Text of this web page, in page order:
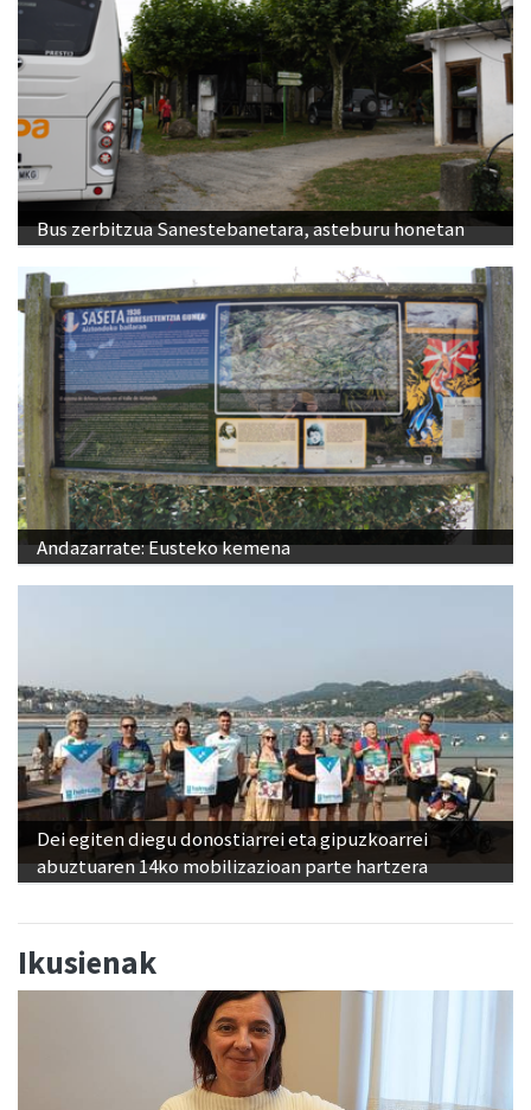
Bus zerbitzua Sanestebanetara, asteburu honetan
Andazarrate: Eusteko kemena
Dei egiten diegu donostiarrei eta gipuzkoarrei
abuztuaren 14ko mobilizazioan parte hartzera
Ikusienak